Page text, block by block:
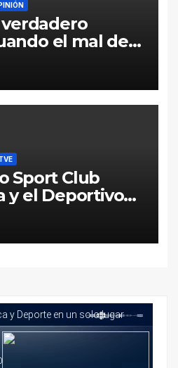
el mal del
adentro
Sport Club
y el Deportivo
la carretera